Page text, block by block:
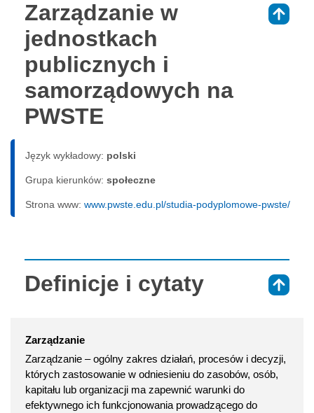
Zarządzanie w
jednostkach
publicznych i
samorządowych na
PWSTE
Język wykładowy: polski
Grupa kierunków: społeczne
Strona www: www.pwste.edu.pl/studia-podyplomowe-pwste/
Definicje i cytaty
Zarządzanie
Zarządzanie – ogólny zakres działań, procesów i decyzji,
których zastosowanie w odniesieniu do zasobów, osób,
kapitału lub organizacji ma zapewnić warunki do
efektywnego ich funkcjonowania prowadzącego do